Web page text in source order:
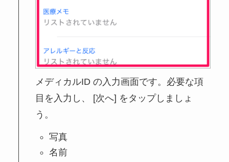
メディカルID の入力画面です。必要な項
目を入力し、 [次へ] をタップしましょ
う。
写真
名前